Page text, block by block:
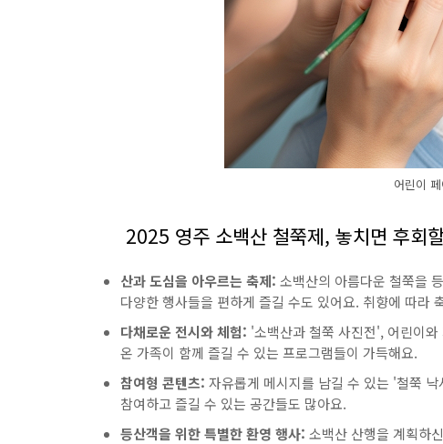
어린이
2025 영주 소백산 철쭉제, 놓치면 후회
산과 도심을 아우르는 축제: 소백산의 아름다운 철쭉을
다양한 행사들을 편하게 즐길 수도 있어요. 취향에 따라
다채로운 전시와 체험: '소백산과 철쭉 사진전', 어린이
온 가족이 함께 즐길 수 있는 프로그램들이 가득해요.
참여형 콘텐츠: 자유롭게 메시지를 남길 수 있는 '철쭉
참여하고 즐길 수 있는 공간들도 많아요.
등산객을 위한 특별한 환영 행사: 소백산 산행을 계획하